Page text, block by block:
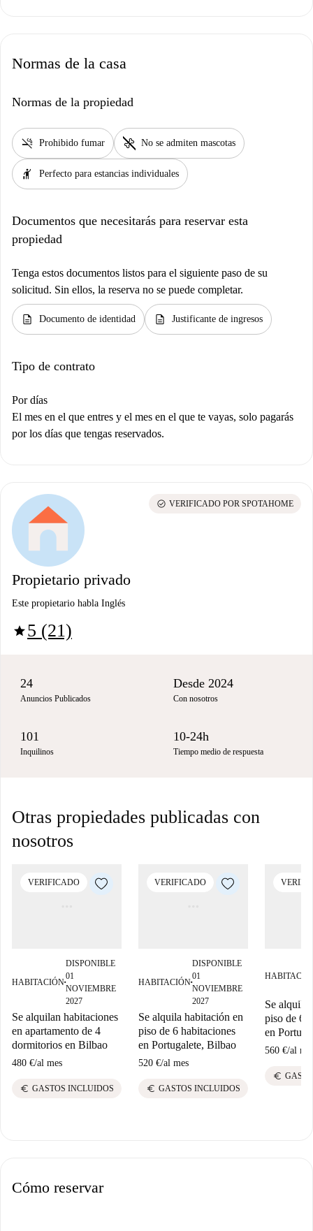
Normas de la casa
Normas de la propiedad
smoke_free Prohibido fumar pet_supplies No se admiten mascotas
hail Perfecto para estancias individuales
Documentos que necesitarás para reservar esta
propiedad
Tenga estos documentos listos para el siguiente paso de su
solicitud. Sin ellos, la reserva no se puede completar.
description Documento de identidad description Justificante de ingresos
Tipo de contrato
Por días
El mes en el que entres y el mes en el que te vayas, solo pagarás
por los días que tengas reservados.
Propietario privado
Este propietario habla Inglés
star5 (21)
check_circle VERIFICADO POR SPOTAHOME
24
Anuncios Publicados
Desde 2024
Con nosotros
101
Inquilinos
10-24h
Tiempo medio de respuesta
Otras propiedades publicadas con
nosotros
VERIFICADO
HABITACIÓN■
DISPONIBLE
01
NOVIEMBRE
2027
Se alquilan habitaciones
en apartamento de 4
dormitorios en Bilbao
480 €/al mes
euro GASTOS INCLUIDOS
VERIFICADO
HABITACIÓN■
DISPONIBLE
01
NOVIEMBRE
2027
Se alquila habitación en
piso de 6 habitaciones
en Portugalete, Bilbao
520 €/al mes
euro GASTOS INCLUIDOS
Se alquila
piso de 6
en
560 €/al
euro
Cómo reservar